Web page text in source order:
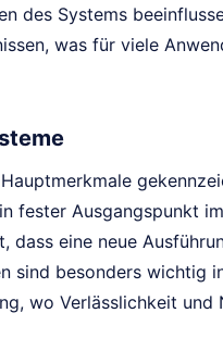
des Systems
was für viele
fester Ausgangspunkt
eine neue
sind besonders wichtig
wo Verlässlichkeit